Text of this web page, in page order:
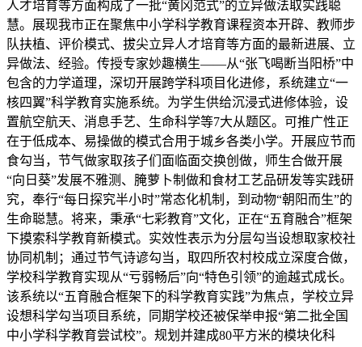
人才培育等方面构成了一批“黄冈范式”的立异做法取实践聪
慧。展现我市正在聚焦中小学科学教育课程资本开辟、教师步
队扶植、评价模式、拔尖立异人才培育等方面的最新进展、立
异做法、经验。传授专家妙趣横生——从“张飞喝断当阳桥”中
包含的力学道理，深切开展跨学科项目化进修，系统建立“一
核四翼”科学教育实施系统。为学生供给沉浸式进修体验，设
置航空航天、消息手艺、生命科学等7大从题区。可推广性正
在于低成本、易操做的模式合用于城乡各类小学。开展应节而
食勾当，节气做家取孩子们面临面交换创做，师生合做开展
“向日葵”发展不雅测、腌萝卜制做和食材工艺品研发等实践研
究，奉行“每日探究半小时”常态化机制，到动物“朝阳而生”的
生命聪慧。将来，秉承“七彩教育”文化，正在“五育融合”框架
下摸索科学教育新模式。实效性表示为分层勾当设想取家校社
协同机制；通过节气诗谚勾当，取四所农村校成立深度合做，
学校科学教育实现从“亏弱畅后”向“特色引领”的逾越式成长。
该系统以“五育融合框架下的科学教育实践”为焦点，学校立异
设想科学勾当项目系统，同期学校还被保举申报“第二批全国
中小学科学教育尝试校”。规划并建成80平方米的模块化科